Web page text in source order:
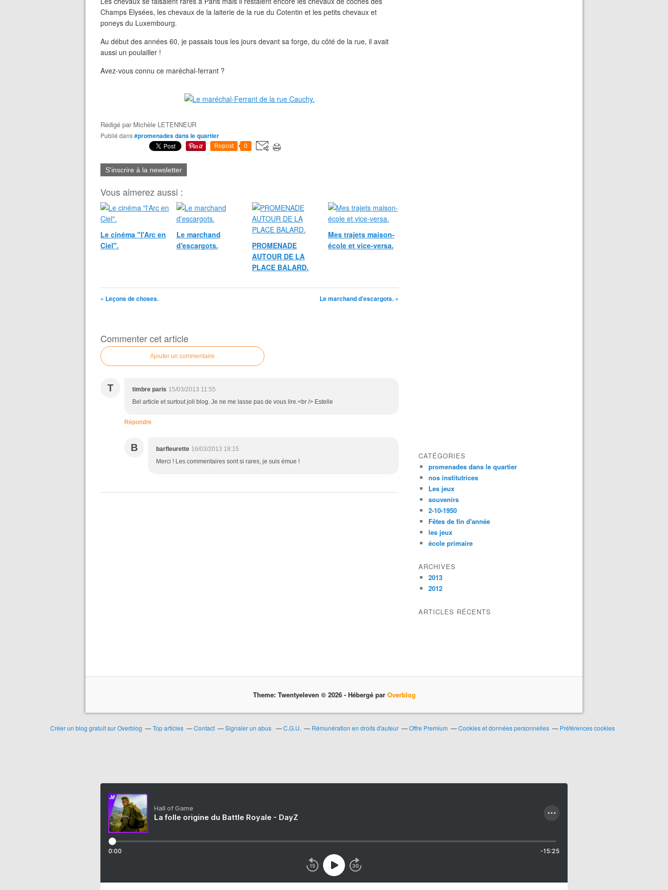
Champs Elysées, les chevaux de la laiterie de la rue du Cotentin et les petits chevaux et
poneys du Luxembourg.
Au début des années 60, je passais tous les jours devant sa forge, du côté de la rue, il avait
aussi un poulailler !
Avez-vous connu ce maréchal-ferrant ?
Rédigé par Michèle LETENNEUR
Publié dans#promenades dans le quartier
Repost 0
S'inscrire à la newsletter
Vous aimerez aussi :
Le cinéma "l'Arc en
Ciel".
Le marchand
d'escargots.
PROMENADE
AUTOUR DE LA
PLACE BALARD.
Mes trajets maison-
école et vice-versa.
« Leçons de choses. Le marchand d'escargots. »
Commenter cet article
Ajouter un commentaire
T timbre paris 15/03/2013 11:55
Bel article et surtout joli blog. Je ne me lasse pas de vous lire.<br /> Estelle
Répondre
B barfleurette 16/03/2013 18:15
Merci ! Les commentaires sont si rares, je suis émue !
CATÉGORIES
promenades dans le quartier
nos institutrices
Les jeux
souvenirs
2-10-1950
Fêtes de fin d'année
les jeux
école primaire
ARCHIVES
2013
2012
ARTICLES RÉCENTS
Theme: Twentyeleven © 2026 - Hébergé par Overblog
Créer un blog gratuit sur Overblog Top articles Contact Signaler un abus C.G.U. Rémunération en droits d'auteur Offre Premium Cookies et données personnelles Préférences cookies
Hall of Game
La folle origine du Battle Royale - DayZ
0:00 -15:25